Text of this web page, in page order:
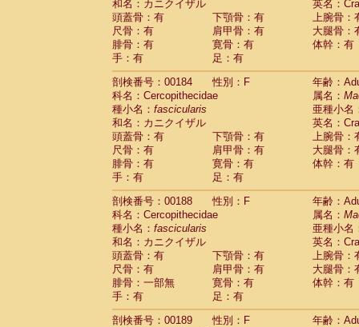
和名：カニクイザル
英名：
頭蓋骨：有
下顎骨：有
上腕骨：
尺骨：有
肩甲骨：有
大腿骨：
腓骨：有
寛骨：有
体幹：有
手：有
足：有
剖検番号：00184
性別：F
年齢：
科名：Cercopithecidae
属名：
種小名： fascicularis
亜種小名
和名：カニクイザル
英名：
頭蓋骨：有
下顎骨：有
上腕骨：
尺骨：有
肩甲骨：有
大腿骨：
腓骨：有
寛骨：有
体幹：有
手：有
足：有
剖検番号：00188
性別：F
年齢：
科名：Cercopithecidae
属名：
種小名： fascicularis
亜種小名
和名：カニクイザル
英名：
頭蓋骨：有
下顎骨：有
上腕骨：
尺骨：有
肩甲骨：有
大腿骨：
腓骨：一部無
寛骨：有
体幹：有
手：有
足：有
剖検番号：00189
性別：F
年齢：